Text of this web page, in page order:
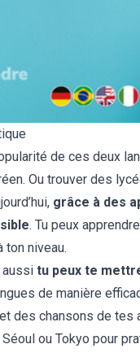
de ces deux
Ou trouver des
grâce à des
. Tu peux
niveau.
aussi tu peux te
de manière
des chansons de tes
ou Tokyo pour